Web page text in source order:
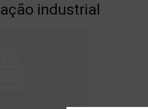
industrial